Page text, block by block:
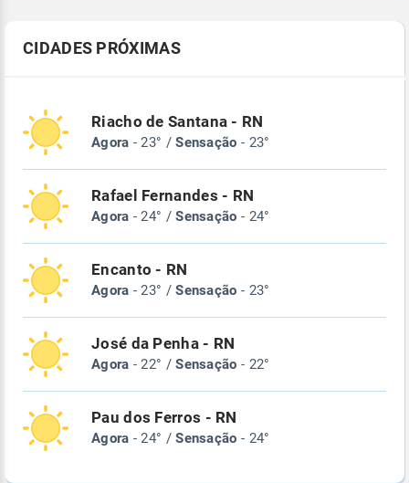
CIDADES PRÓXIMAS
Riacho de Santana - RN
Agora - 23° /Sensação - 23°
Rafael Fernandes - RN
Agora - 24° /Sensação - 24°
Encanto - RN
Agora - 23° /Sensação - 23°
José da Penha - RN
Agora - 22° /Sensação - 22°
Pau dos Ferros - RN
Agora - 24° /Sensação - 24°